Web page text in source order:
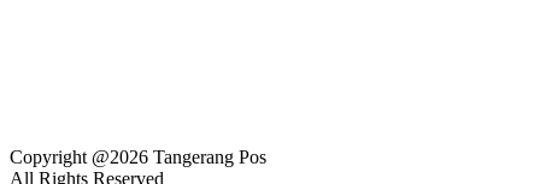
Copyright @2026 Tangerang Pos
All Rights Reserved